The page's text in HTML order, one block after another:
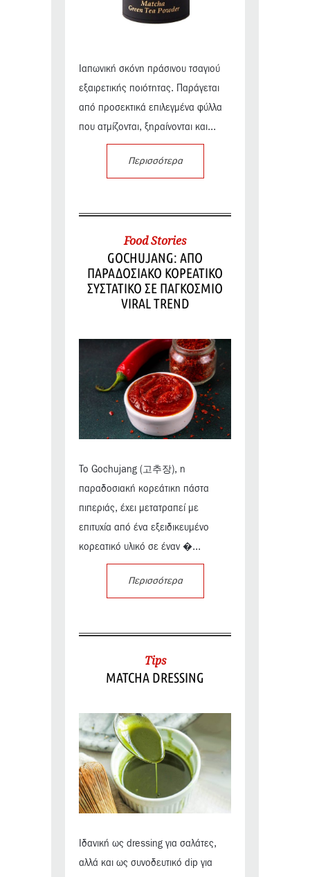
Ιαπωνική σκόνη πράσινου τσαγιού
εξαιρετικής ποιότητας. Παράγεται
από προσεκτικά επιλεγμένα φύλλα
που ατμίζονται, ξηραίνονται και...
Περισσότερα
Food Stories
GOCHUJANG: ΑΠΟ
ΠΑΡΑΔΟΣΙΑΚΟ ΚΟΡΕΑΤΙΚΟ
ΣΥΣΤΑΤΙΚΟ ΣΕ ΠΑΓΚΟΣΜΙΟ
VIRAL TREND
Το Gochujang (고추장), η
παραδοσιακή κορεάτικη πάστα
πιπεριάς, έχει μετατραπεί με
επιτυχία από ένα εξειδικευμένο
κορεατικό υλικό σε έναν �...
Περισσότερα
Tips
MATCHA DRESSING
Ιδανική ως dressing για σαλάτες,
αλλά και ως συνοδευτικό dip για